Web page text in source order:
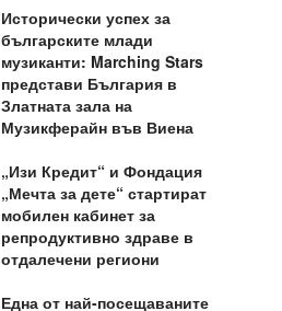
Исторически успех за
българските млади
музиканти: Marching Stars
представи България в
Златната зала на
Музикферайн във Виена
„Изи Кредит“ и Фондация
„Мечта за дете“ стартират
мобилен кабинет за
репродуктивно здраве в
отдалечени региони
Една от най-посещаваните